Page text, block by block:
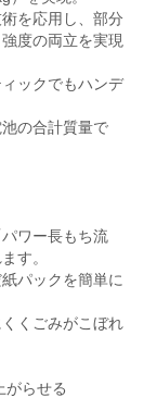
を応用し、部分
度の両立を実現
ックでもハンデ
の合計質量で
ワー長もち流
す。
パックを簡単に
くごみがこぼれ
らせる